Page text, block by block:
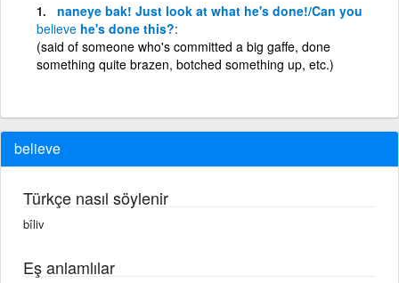
naneye bak! Just look at what he's done!/Can you
believe he's done this?
(said of someone who's committed a big gaffe, done
something quite brazen, botched something up, etc.)
believe
Türkçe nasıl söylenir
bîliv
Eş anlamlılar